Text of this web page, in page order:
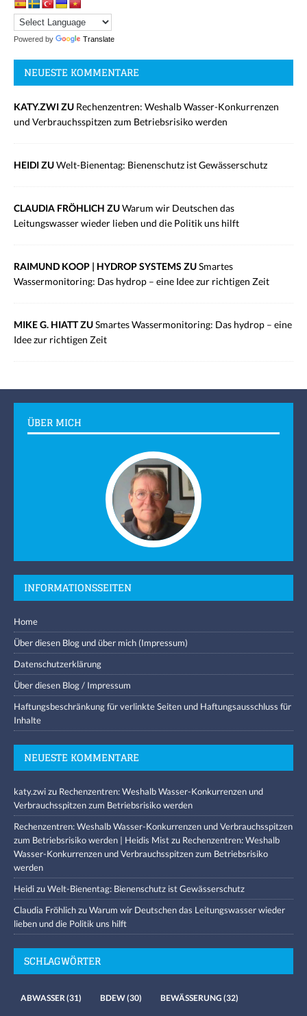
Powered by Translate
NEUESTE KOMMENTARE
KATY.ZWI ZU Rechenzentren: Weshalb Wasser-Konkurrenzen
und Verbrauchsspitzen zum Betriebsrisiko werden
HEIDI ZUWelt-Bienentag: Bienenschutz ist Gewässerschutz
CLAUDIA FRÖHLICH ZUWarum wir Deutschen das
Leitungswasser wieder lieben und die Politik uns hilft
RAIMUND KOOP | HYDROP SYSTEMS ZUSmartes
Wassermonitoring: Das hydrop – eine Idee zur richtigen Zeit
MIKE G. HIATT ZUSmartes Wassermonitoring: Das hydrop – eine
Idee zur richtigen Zeit
ÜBER MICH
INFORMATIONSSEITEN
Home
Über diesen Blog und über mich (Impressum)
Datenschutzerklärung
Über diesen Blog / Impressum
Haftungsbeschränkung für verlinkte Seiten und Haftungsausschluss für
Inhalte
NEUESTE KOMMENTARE
katy.zwizu Rechenzentren: Weshalb Wasser-Konkurrenzen und
Verbrauchsspitzen zum Betriebsrisiko werden
Rechenzentren: Weshalb Wasser-Konkurrenzen und Verbrauchsspitzen
zum Betriebsrisiko werden | Heidis Mistzu Rechenzentren: Weshalb
Wasser-Konkurrenzen und Verbrauchsspitzen zum Betriebsrisiko
werden
HeidizuWelt-Bienentag: Bienenschutz ist Gewässerschutz
Claudia FröhlichzuWarum wir Deutschen das Leitungswasser wieder
lieben und die Politik uns hilft
SCHLAGWÖRTER
ABWASSER (31) BDEW(30) BEWÄSSERUNG (32)